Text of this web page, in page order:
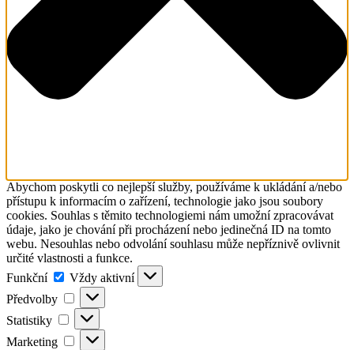
Abychom poskytli co nejlepší služby, používáme k ukládání a/nebo
přístupu k informacím o zařízení, technologie jako jsou soubory
cookies. Souhlas s těmito technologiemi nám umožní zpracovávat
údaje, jako je chování při procházení nebo jedinečná ID na tomto
webu. Nesouhlas nebo odvolání souhlasu může nepříznivě ovlivnit
určité vlastnosti a funkce.
Funkční
Funkční
Vždy aktivní
Předvolby
Předvolby
Statistiky Statistiky
Marketing Marketing